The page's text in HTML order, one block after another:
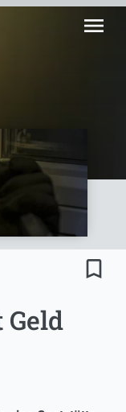
menu
bookmark_border